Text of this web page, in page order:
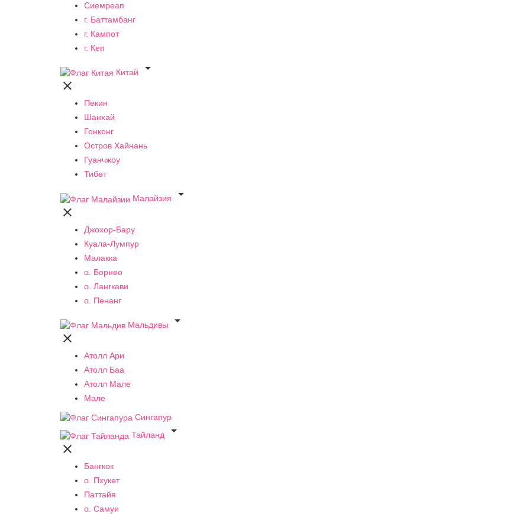
Сиемреап
г. Баттамбанг
г. Кампот
г. Кеп
Китай


Пекин
Шанхай
Гонконг
Остров Хайнань
Гуанчжоу
Тибет
Малайзия


Джохор-Бару
Куала-Лумпур
Малакка
о. Борнео
о. Лангкави
о. Пенанг
Мальдивы


Атолл Ари
Атолл Баа
Атолл Мале
Мале
Сингапур
Тайланд


Бангкок
о. Пхукет
Паттайя
о. Самуи